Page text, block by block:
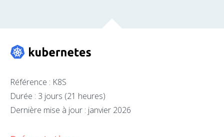
Référence : K8S
Durée : 3 jours (21 heures)
Dernière mise à jour : janvier 2026